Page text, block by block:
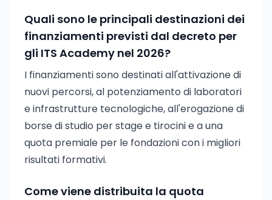
Quali sono le principali destinazioni dei
finanziamenti previsti dal decreto per
gli ITS Academy nel 2026?
I finanziamenti sono destinati all'attivazione di
nuovi percorsi, al potenziamento di laboratori
e infrastrutture tecnologiche, all'erogazione di
borse di studio per stage e tirocini e a una
quota premiale per le fondazioni con i migliori
risultati formativi.
Come viene distribuita la quota